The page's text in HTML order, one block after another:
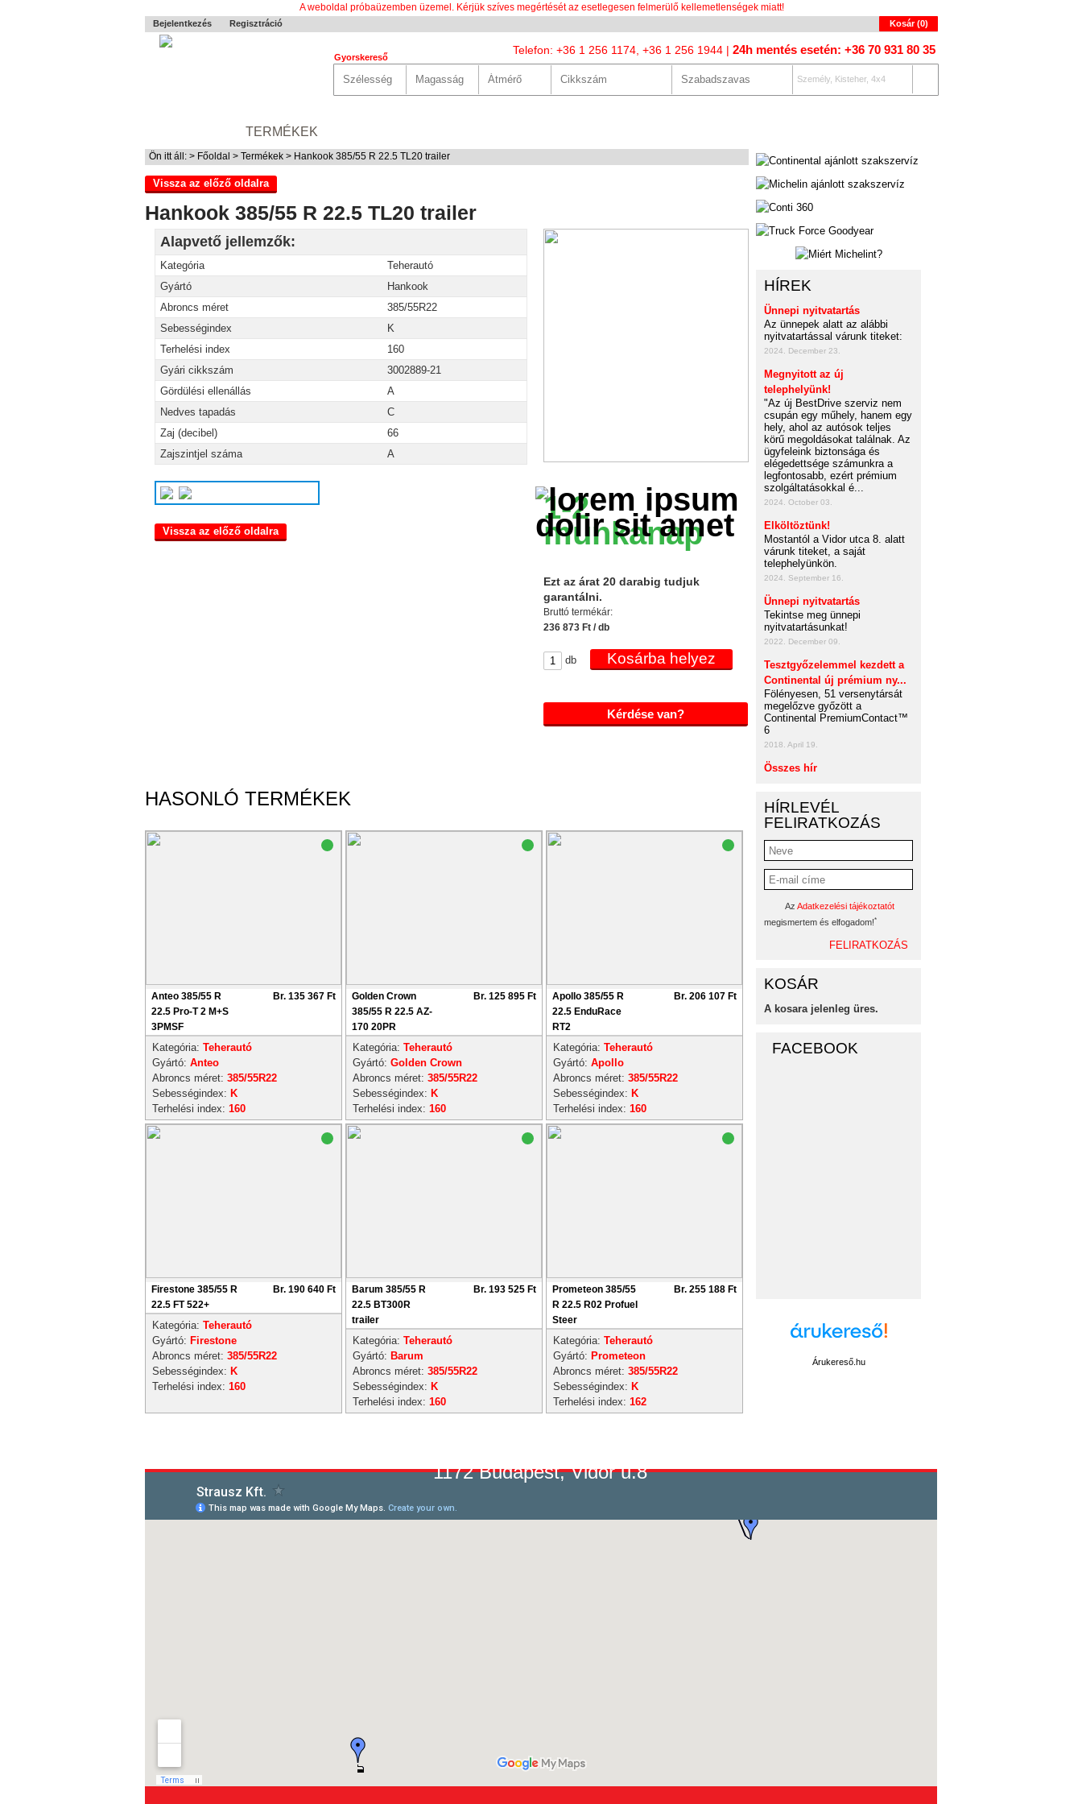
A weboldal próbaüzemben üzemel. Kérjük szíves megértését az esetlegesen felmerülő kellemetlenségek miatt!
Bejelentkezés Regisztráció Kosár (0)
Telefon: +36 1 256 1174, +36 1 256 1944 | 24h mentés esetén: +36 70 931 80 35
Gyorskereső
Személy, Kisteher, 4x4
TERMÉKEK
Ön itt áll: > Főoldal > Termékek > Hankook 385/55 R 22.5 TL20 trailer
Vissza az előző oldalra
Hankook 385/55 R 22.5 TL20 trailer
Alapvető jellemzők:
Kategória
Teherautó
Gyártó
Hankook
Abroncs méret
385/55R22
Sebességindex
K
Terhelési index
160
Gyári cikkszám
3002889-21
Gördülési ellenállás
A
Nedves tapadás
C
Zaj (decibel)
66
Zajszintjel száma
A
Vissza az előző oldalra
1-2
munkanap
Ezt az árat 20 darabig tudjuk
garantálni.
Bruttó termékár:
236 873 Ft / db
db
Kérdése van?
HASONLÓ TERMÉKEK
Anteo 385/55 R
22.5 Pro-T 2 M+S
3PMSF
Br. 135 367 Ft
Kategória: Teherautó
Gyártó: Anteo
Abroncs méret: 385/55R22
Sebességindex: K
Terhelési index: 160
Golden Crown
385/55 R 22.5 AZ-
170 20PR
Br. 125 895 Ft
Kategória: Teherautó
Gyártó: Golden Crown
Abroncs méret: 385/55R22
Sebességindex: K
Terhelési index: 160
Apollo 385/55 R
22.5 EnduRace
RT2
Br. 206 107 Ft
Kategória: Teherautó
Gyártó: Apollo
Abroncs méret: 385/55R22
Sebességindex: K
Terhelési index: 160
Firestone 385/55 R
22.5 FT 522+
Br. 190 640 Ft
Kategória: Teherautó
Gyártó: Firestone
Abroncs méret: 385/55R22
Sebességindex: K
Terhelési index: 160
Barum 385/55 R
22.5 BT300R
trailer
Br. 193 525 Ft
Kategória: Teherautó
Gyártó: Barum
Abroncs méret: 385/55R22
Sebességindex: K
Terhelési index: 160
Prometeon 385/55
R 22.5 R02 Profuel
Steer
Br. 255 188 Ft
Kategória: Teherautó
Gyártó: Prometeon
Abroncs méret: 385/55R22
Sebességindex: K
Terhelési index: 162
HÍREK
Ünnepi nyitvatartás
Az ünnepek alatt az alábbi
nyitvatartással várunk titeket:
2024. December 23.
Megnyitott az új
telephelyünk!
"Az új BestDrive szerviz nem
csupán egy műhely, hanem egy
hely, ahol az autósok teljes
körű megoldásokat találnak. Az
ügyfeleink biztonsága és
elégedettsége számunkra a
legfontosabb, ezért prémium
szolgáltatásokkal é...
2024. October 03.
Elköltöztünk!
Mostantól a Vidor utca 8. alatt
várunk titeket, a saját
telephelyünkön.
2024. September 16.
Ünnepi nyitvatartás
Tekintse meg ünnepi
nyitvatartásunkat!
2022. December 09.
Tesztgyőzelemmel kezdett a
Continental új prémium ny...
Fölényesen, 51 versenytársát
megelőzve győzött a
Continental PremiumContact™
6
2018. April 19.
Összes hír
HÍRLEVÉL
FELIRATKOZÁS
Az Adatkezelési tájékoztatót
megismertem és elfogadom!*
KOSÁR
A kosara jelenleg üres.
FACEBOOK
Árukereső.hu
1172 Budapest, Vidor u.8